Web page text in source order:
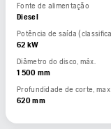
Fonte de alimentação
Diesel
62 kW
Diâmetro do disco, máx.
1 500 mm
Profundidade de corte, max
620 mm